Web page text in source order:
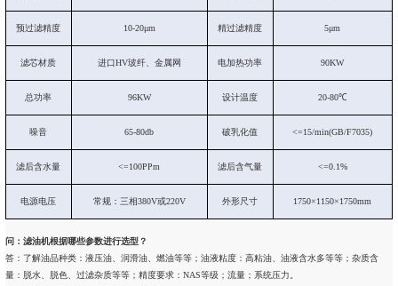
预过滤精度 10-20μm 精过滤精度 5μm
滤芯材质 进口HV玻纤、金属网 电加热功率 90KW
总功率 96KW 设计温度 20-80℃
噪音 65-80db 破乳化值 <=15/min(GB/F7035)
滤后含水量 <=100PPm 滤后含气量 <=0.1%
电源电压 常规：三相380V或220V 外形尺寸 1750×1150×1750mm
问：滤油机根据哪些参数进行选型？
答：了解油品种类：液压油、润滑油、燃油等等；油液粘度：高粘油、油液含水多等等；杂质含
量：脱水、脱色、过滤杂质等等；精度要求：NAS等级；流量；系统压力。